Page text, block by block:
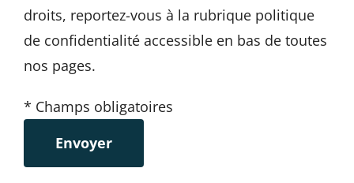
droits, reportez-vous à la rubrique politique
de confidentialité accessible en bas de toutes
nos pages.
* Champs obligatoires